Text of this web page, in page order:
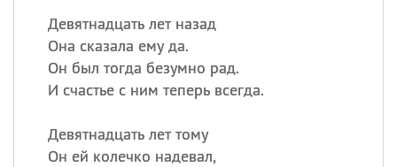
Девятнадцать лет назад
Она сказала ему да.
Он был тогда безумно рад.
И счастье с ним теперь всегда.
Девятнадцать лет тому
Он ей колечко надевал,